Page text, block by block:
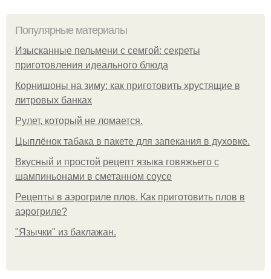
Популярные материалы
Изысканные пельмени с семгой: секреты
приготовления идеального блюда
Корнишоны на зиму: как приготовить хрустящие в
литровых банках
Рулет, который не ломается.
Цыплёнок табака в пакете для запекания в духовке.
Вкусный и простой рецепт языка говяжьего с
шампиньонами в сметанном соусе
Рецепты в аэрогриле плов. Как приготовить плов в
аэрогриле?
"Язычки" из баклажан.